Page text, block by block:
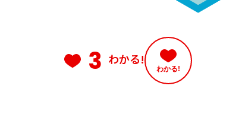
3 わかる!
わかる!